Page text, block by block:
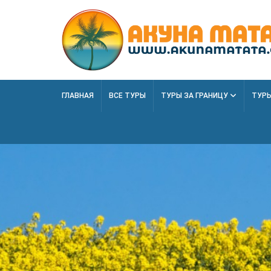
ГЛАВНАЯ ВСЕ ТУРЫ ТУРЫ ЗА ГРАНИЦУ